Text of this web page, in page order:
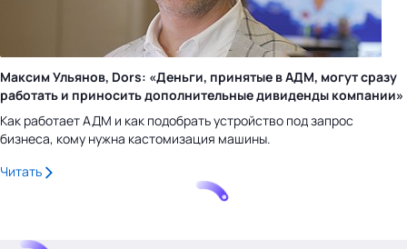
Максим Ульянов, Dors: «Деньги, принятые в АДМ, могут сразу
работать и приносить дополнительные дивиденды компании»
Как работает АДМ и как подобрать устройство под запрос
бизнеса, кому нужна кастомизация машины.
Читать